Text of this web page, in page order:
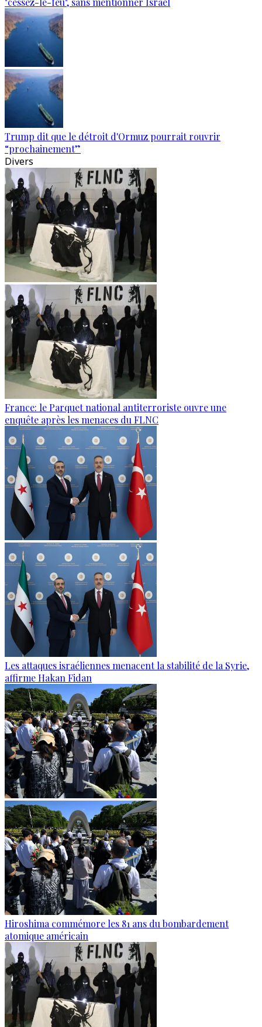
Trump dit que le détroit d'Ormuz pourrait rouvrir
“prochainement”
Divers
France: le Parquet national antiterroriste ouvre une
enquête après les menaces du FLNC
Les attaques israéliennes menacent la stabilité de la Syrie,
affirme Hakan Fidan
Hiroshima commémore les 81 ans du bombardement
atomique américain